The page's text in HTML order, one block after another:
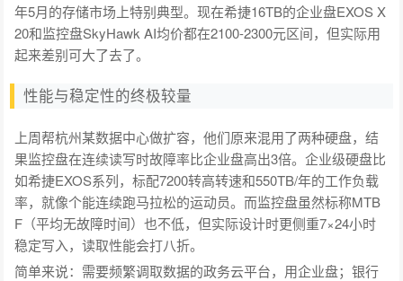
年5月的存储市场上特别典型。现在希捷16TB的企业盘EXOS X
20和监控盘SkyHawk AI均价都在2100-2300元区间，但实际用
起来差别可大了去了。
性能与稳定性的终极较量
上周帮杭州某数据中心做扩容，他们原来混用了两种硬盘，结
果监控盘在连续读写时故障率比企业盘高出3倍。企业级硬盘比
如希捷EXOS系列，标配7200转高转速和550TB/年的工作负载
率，就像个能连续跑马拉松的运动员。而监控盘虽然标称MTB
F（平均无故障时间）也不低，但实际设计时更侧重7×24小时
稳定写入，读取性能会打八折。
简单来说：需要频繁调取数据的政务云平台，用企业盘；银行